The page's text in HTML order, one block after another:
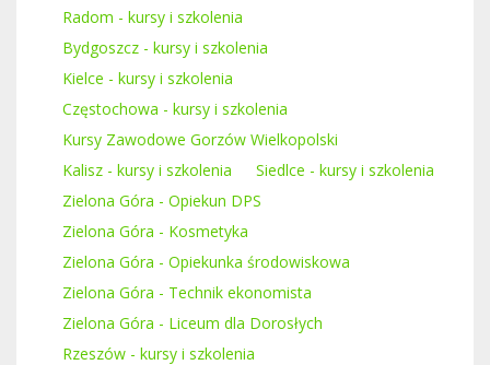
Radom - kursy i szkolenia
Bydgoszcz - kursy i szkolenia
Kielce - kursy i szkolenia
Częstochowa - kursy i szkolenia
Kursy Zawodowe Gorzów Wielkopolski
Kalisz - kursy i szkolenia
Siedlce - kursy i szkolenia
Zielona Góra - Opiekun DPS
Zielona Góra - Kosmetyka
Zielona Góra - Opiekunka środowiskowa
Zielona Góra - Technik ekonomista
Zielona Góra - Liceum dla Dorosłych
Rzeszów - kursy i szkolenia